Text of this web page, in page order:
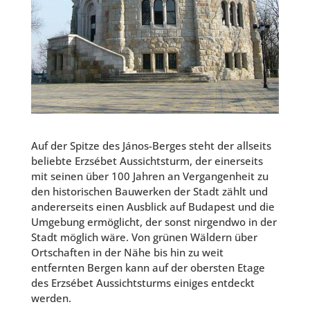
Auf der Spitze des János-Berges steht der allseits
beliebte Erzsébet Aussichtsturm, der einerseits
mit seinen über 100 Jahren an Vergangenheit zu
den historischen Bauwerken der Stadt zählt und
andererseits einen Ausblick auf Budapest und die
Umgebung ermöglicht, der sonst nirgendwo in der
Stadt möglich wäre. Von grünen Wäldern über
Ortschaften in der Nähe bis hin zu weit
entfernten Bergen kann auf der obersten Etage
des Erzsébet Aussichtsturms einiges entdeckt
werden.